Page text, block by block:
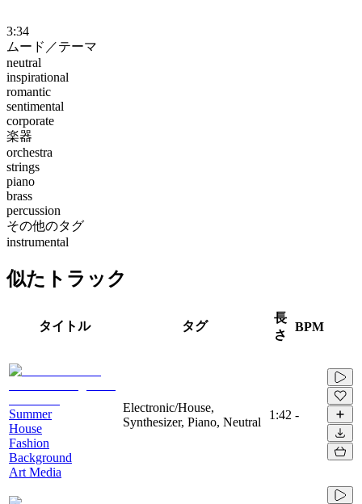
3:34
ムード／テーマ
neutral
inspirational
romantic
sentimental
corporate
楽器
orchestra
strings
piano
brass
percussion
その他のタグ
instrumental
似たトラック
タイトル タグ
長
さ
BPM
Summer
House
Fashion
Background
Art Media
Electronic/House,
Synthesizer, Piano, Neutral
1:42 -